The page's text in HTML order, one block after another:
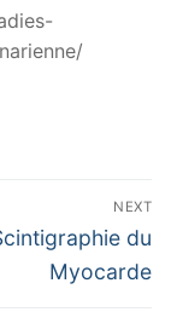
NEXT
du
Myocarde